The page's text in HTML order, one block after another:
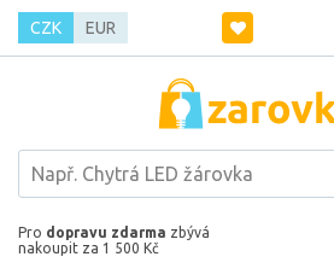
CZK EUR
Pro dopravu zdarma zbývá
nakoupit za 1 500 Kč